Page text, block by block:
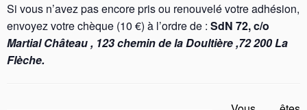
Si vous n’avez pas encore pris ou renouvelé votre adhésion,
envoyez votre chèque (10 €) à l’ordre de : SdN 72, c/o
Martial Château , 123 chemin de la Doultière ,72 200 La
Flèche.